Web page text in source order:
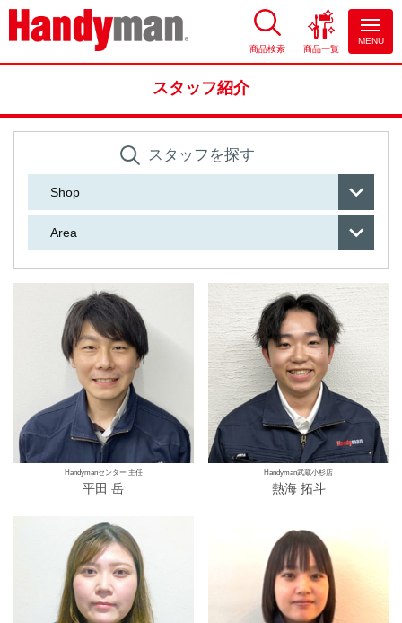
お風呂やキッチンのリフォーム
商品検索 商品一覧
MENU
スタッフ紹介
スタッフを探す
Handymanセンター 主任
平田 岳
Handyman武蔵小杉店
熱海 拓斗